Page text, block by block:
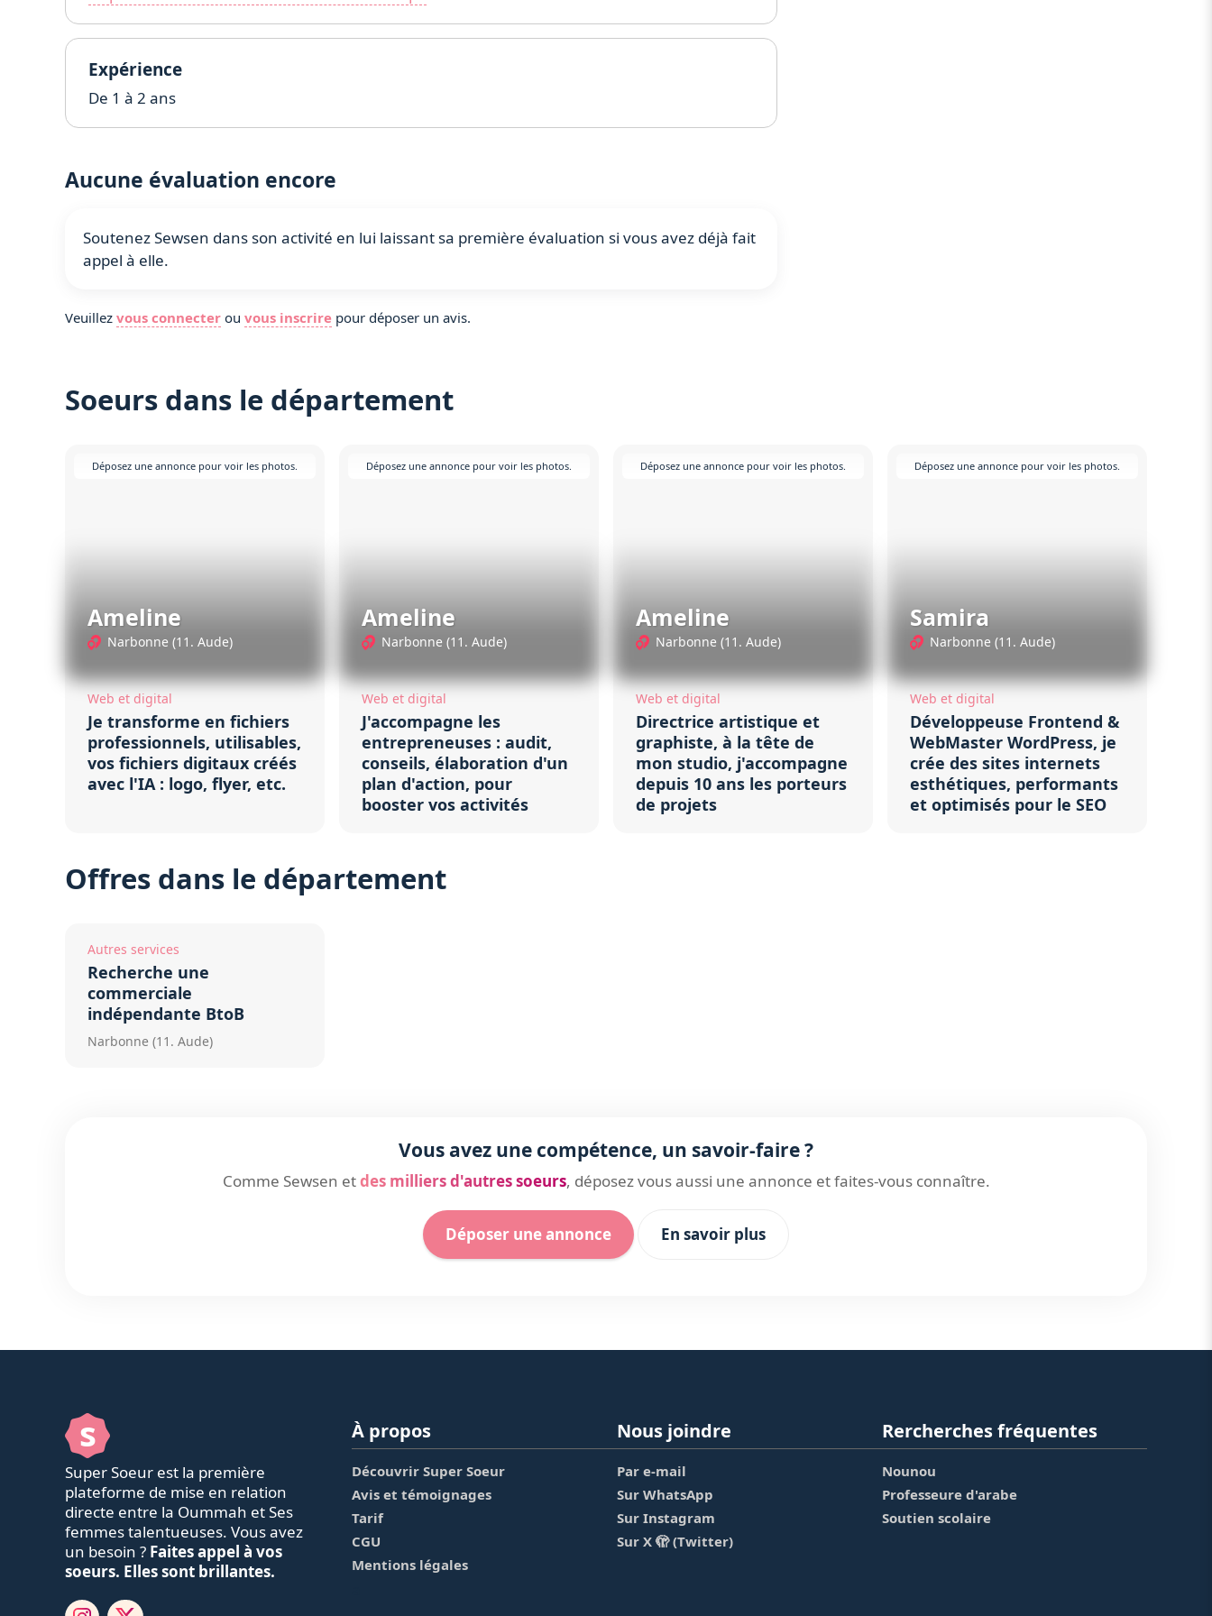
Expérience
De 1 à 2 ans
Aucune évaluation encore
Soutenez Sewsen dans son activité en lui laissant sa première évaluation si vous avez déjà fait
appel à elle️.
Veuillez vous connecter ou vous inscrire pour déposer un avis.
Soeurs dans le département
Déposez une annonce pour voir les photos.
Ameline
Narbonne (11. Aude)
Web et digital
Je transforme en fichiers
professionnels, utilisables,
vos fichiers digitaux créés
avec l'IA : logo, flyer, etc.
Déposez une annonce pour voir les photos.
Ameline
Narbonne (11. Aude)
Web et digital
J'accompagne les
entrepreneuses : audit,
conseils, élaboration d'un
plan d'action, pour
booster vos activités
Déposez une annonce pour voir les photos.
Ameline
Narbonne (11. Aude)
Web et digital
Directrice artistique et
graphiste, à la tête de
mon studio, j'accompagne
depuis 10 ans les porteurs
de projets
Déposez une annonce pour voir les photos.
Samira
Narbonne (11. Aude)
Web et digital
Développeuse Frontend &
WebMaster WordPress, je
crée des sites internets
esthétiques, performants
et optimisés pour le SEO
Offres dans le département
Autres services
Recherche une
commerciale
indépendante BtoB
Narbonne (11. Aude)
Vous avez une compétence, un savoir-faire ?
Comme Sewsen etdes milliers d'autres soeurs, déposez vous aussi une annonce et faites-vous connaître.
Déposer une annonce En savoir plus
s
Super Soeur est la première
plateforme de mise en relation
directe entre la Oummah et Ses
femmes talentueuses. Vous avez
un besoin ? Faites appel à vos
soeurs. Elles sont brillantes.
À propos
Découvrir Super Soeur
Avis et témoignages
Tarif
CGU
Mentions légales
Nous joindre
Par e-mail
Sur WhatsApp
Sur Instagram
Sur X 🫣 (Twitter)
Rercherches fréquentes
Nounou
Professeure d'arabe
Soutien scolaire